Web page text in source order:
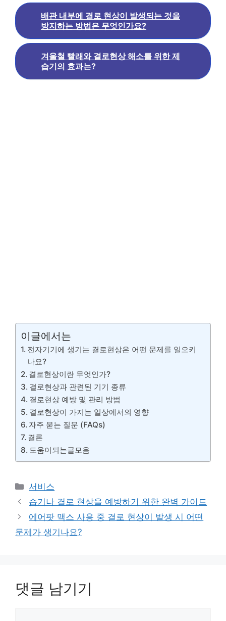
배관 내부에 결로 현상이 발생되는 것을
방지하는 방법은 무엇인가요?
겨울철 빨래와 결로현상 해소를 위한 제
습기의 효과는?
이글에서는
전자기기에 생기는 결로현상은 어떤 문제를 일으키
나요?
결로현상이란 무엇인가?
결로현상과 관련된 기기 종류
결로현상 예방 및 관리 방법
결로현상이 가지는 일상에서의 영향
자주 묻는 질문 (FAQs)
결론
도움이되는글모음
카
테
고
리
서비스
습기나 결로 현상을 예방하기 위한 완벽 가이드
에어팟 맥스 사용 중 결로 현상이 발생 시 어떤
문제가 생기나요?
댓글 남기기